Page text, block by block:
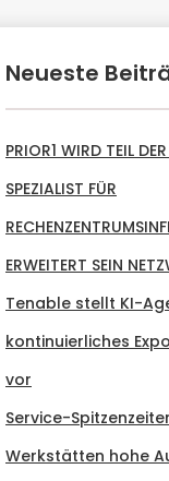
Neueste
PRIOR1 WIRD TEIL
SPEZIALIST FÜR
ERWEITERT SEIN
Tenable stellt KI-
kontinuierliches
vor
Service-
Werkstätten hohe